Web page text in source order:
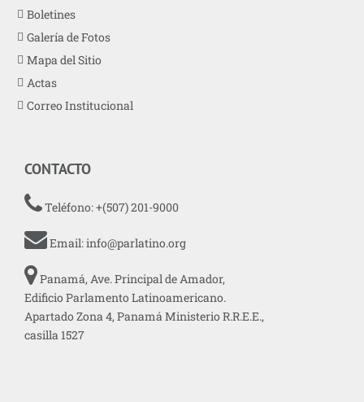
Boletines
Galería de Fotos
Mapa del Sitio
Actas
Correo Institucional
CONTACTO
Teléfono: +(507) 201-9000
Email:info@parlatino.org
Panamá, Ave. Principal de Amador,
Edificio Parlamento Latinoamericano.
Apartado Zona 4, Panamá Ministerio R.R.E.E.,
casilla 1527